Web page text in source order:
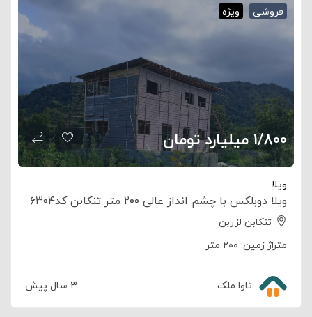
فروشی ویژه
۱/۸۰۰ میلیارد تومان
ویلا
ویلا دوبلکس با چشم انداز عالی ۲۰۰ متر تنکابن کد۶۳۰۴
تنکابن لزربن
متراژ زمین: ۲۰۰ متر
تاوا ملک ۳ سال پیش